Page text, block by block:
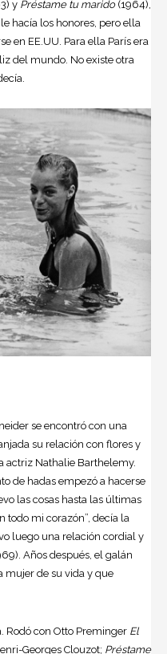
y Préstame tu marido (1964),
hacía los honores, pero ella
en EE.UU. Para ella París era
del mundo. No existe otra
se encontró con una
su relación con flores y
actriz Nathalie Barthelemy.
de hadas empezó a hacerse
las cosas hasta las últimas
todo mi corazón”, decía la
luego una relación cordial y
Años después, el galán
mujer de su vida y que
Rodó con Otto Preminger El
Georges Clouzot; Préstame